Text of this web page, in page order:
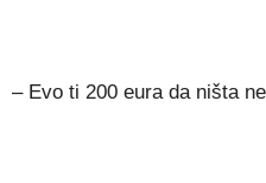
– Evo ti 200 eura da ništa